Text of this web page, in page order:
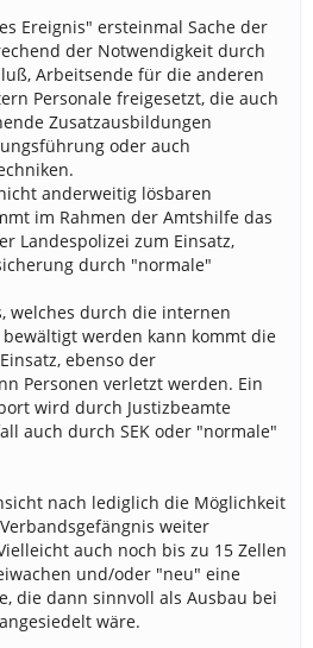
Ereignis" ersteinmal Sache der
der Notwendigkeit durch
Arbeitsende für die anderen
Personale freigesetzt, die auch
Zusatzausbildungen
oder auch
anderweitig lösbaren
im Rahmen der Amtshilfe das
Landespolizei zum Einsatz,
durch "normale"
welches durch die internen
werden kann kommt die
ebenso der
Personen verletzt werden. Ein
wird durch Justizbeamte
auch durch SEK oder "normale"
nach lediglich die Möglichkeit
weiter
auch noch bis zu 15 Zellen
und/oder "neu" eine
die dann sinnvoll als Ausbau bei
wäre.